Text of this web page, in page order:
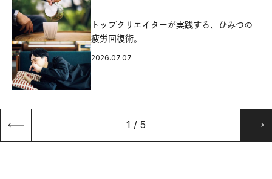
トップクリエイターが実践する、ひみつの
疲労回復術。
2026.07.07
1 / 5